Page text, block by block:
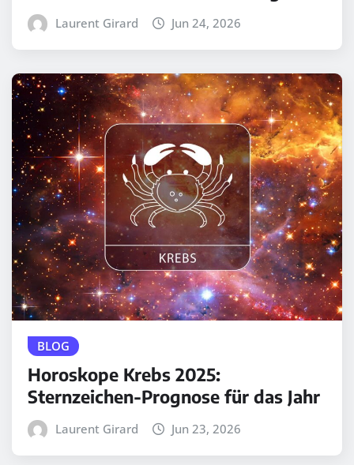
Laurent Girard Jun 24, 2026
BLOG
Horoskope Krebs 2025:
Sternzeichen-Prognose für das Jahr
Laurent Girard Jun 23, 2026